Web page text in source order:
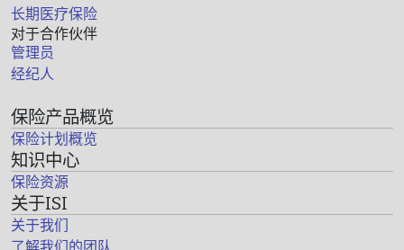
长期医疗保险
对于合作伙伴
管理员
经纪人
保险产品概览
保险计划概览
知识中心
保险资源
关于ISI
关于我们